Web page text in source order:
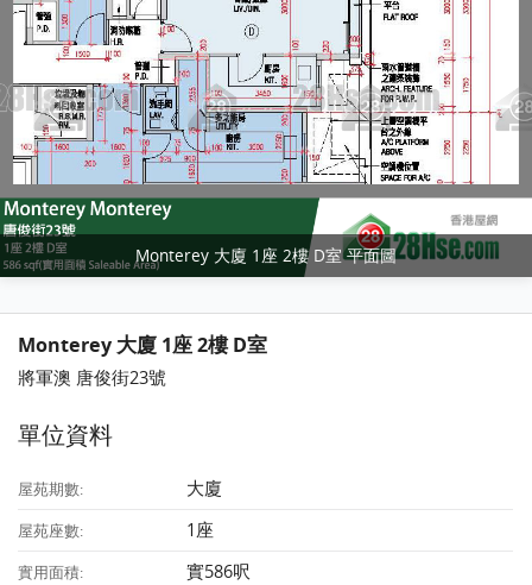
Monterey 大廈 1座 2樓 D室 平面圖
Monterey 大廈 1座 2樓 D室
將軍澳 唐俊街23號
單位資料
屋苑期數: 大廈
屋苑座數: 1座
實用面積: 實586呎